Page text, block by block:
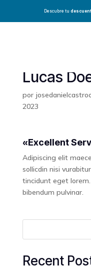
Descubre tu
Lucas
por
2023
«Excellent
Adipiscing elit
sollicdin nisi
tincidunt eget
bibendum pulvinar.
Recent